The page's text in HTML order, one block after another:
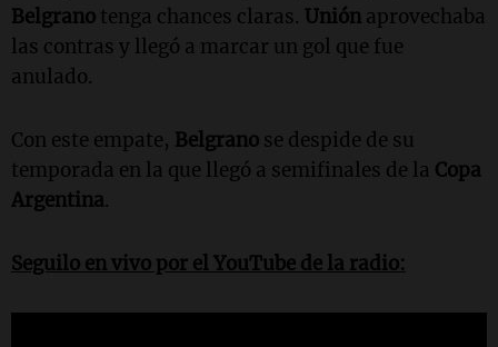
Belgrano tenga chances claras. Unión aprovechaba
las contras y llegó a marcar un gol que fue
anulado.
Con este empate, Belgrano se despide de su
temporada en la que llegó a semifinales de la Copa
Argentina.
Seguilo en vivo por el YouTube de la radio: